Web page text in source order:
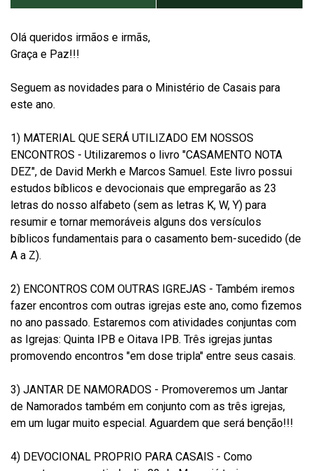
Olá queridos irmãos e irmãs,
Graça e Paz!!!
Seguem as novidades para o Ministério de Casais para
este ano.
1) MATERIAL QUE SERÁ UTILIZADO EM NOSSOS
ENCONTROS - Utilizaremos o livro "CASAMENTO NOTA
DEZ", de David Merkh e Marcos Samuel. Este livro possui
estudos bíblicos e devocionais que empregarão as 23
letras do nosso alfabeto (sem as letras K, W, Y) para
resumir e tornar memoráveis alguns dos versículos
bíblicos fundamentais para o casamento bem-sucedido (de
A a Z).
2) ENCONTROS COM OUTRAS IGREJAS - Também iremos
fazer encontros com outras igrejas este ano, como fizemos
no ano passado. Estaremos com atividades conjuntas com
as Igrejas: Quinta IPB e Oitava IPB. Três igrejas juntas
promovendo encontros "em dose tripla" entre seus casais.
3) JANTAR DE NAMORADOS - Promoveremos um Jantar
de Namorados também em conjunto com as três igrejas,
em um lugar muito especial. Aguardem que será benção!!!
4) DEVOCIONAL PROPRIO PARA CASAIS - Como